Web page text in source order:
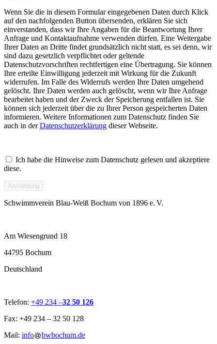
Wenn Sie die in diesem Formular eingegebenen Daten durch Klick
auf den nachfolgenden Button übersenden, erklären Sie sich
einverstanden, dass wir Ihre Angaben für die Beantwortung Ihrer
Anfrage und Kontaktaufnahme verwenden dürfen. Eine Weitergabe
Ihrer Daten an Dritte findet grundsätzlich nicht statt, es sei denn, wir
sind dazu gesetzlich verpflichtet oder geltende
Datenschutzvorschriften rechtfertigen eine Übertragung. Sie können
Ihre erteilte Einwilligung jederzeit mit Wirkung für die Zukunft
widerrufen. Im Falle des Widerrufs werden Ihre Daten umgehend
gelöscht. Ihre Daten werden auch gelöscht, wenn wir Ihre Anfrage
bearbeitet haben und der Zweck der Speicherung entfallen ist. Sie
können sich jederzeit über die zu Ihrer Person gespeicherten Daten
informieren. Weitere Informationen zum Datenschutz finden Sie
auch in derDatenschutzerklärung dieser Webseite.
Ich habe die Hinweise zum Datenschutz gelesen und akzeptiere
diese.
Schwimmverein Blau-Weiß Bochum von 1896 e. V.
Am Wiesengrund 18
44795 Bochum
Deutschland
Telefon: +49 234 –32 50 126
Fax: +49 234 – 32 50 128
Mail: info bwbochum.de